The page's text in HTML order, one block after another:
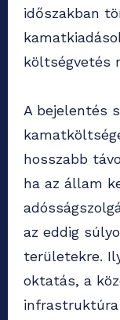
időszakban
költségvetés
A bejelentés
hosszabb
ha az állam
az eddig
területekre.
oktatás, a